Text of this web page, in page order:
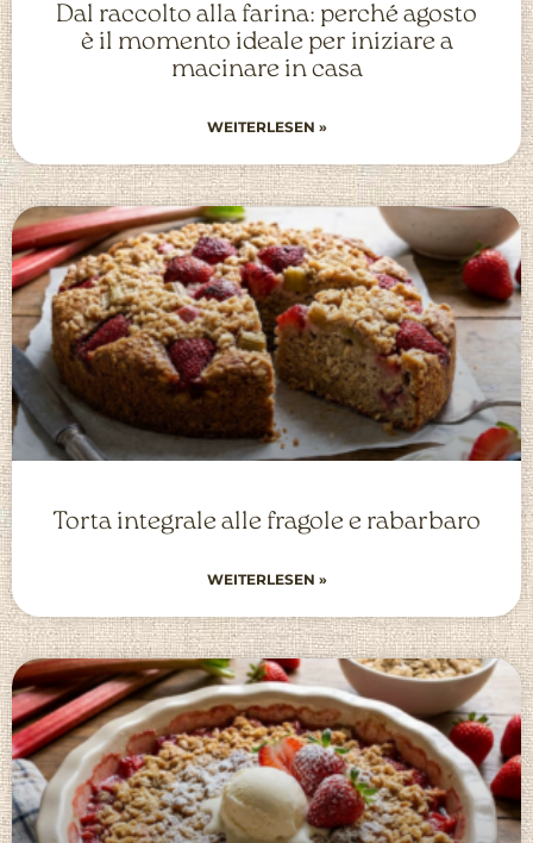
Dal raccolto alla farina: perché agosto
è il momento ideale per iniziare a
macinare in casa
WEITERLESEN »
Torta integrale alle fragole e rabarbaro
WEITERLESEN »